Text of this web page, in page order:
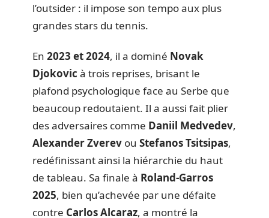
l’outsider : il impose son tempo aux plus
grandes stars du tennis.
En 2023 et 2024, il a dominé Novak
Djokovic à trois reprises, brisant le
plafond psychologique face au Serbe que
beaucoup redoutaient. Il a aussi fait plier
des adversaires comme Daniil Medvedev,
Alexander Zverev ou Stefanos Tsitsipas,
redéfinissant ainsi la hiérarchie du haut
de tableau. Sa finale à Roland-Garros
2025, bien qu’achevée par une défaite
contre Carlos Alcaraz, a montré la